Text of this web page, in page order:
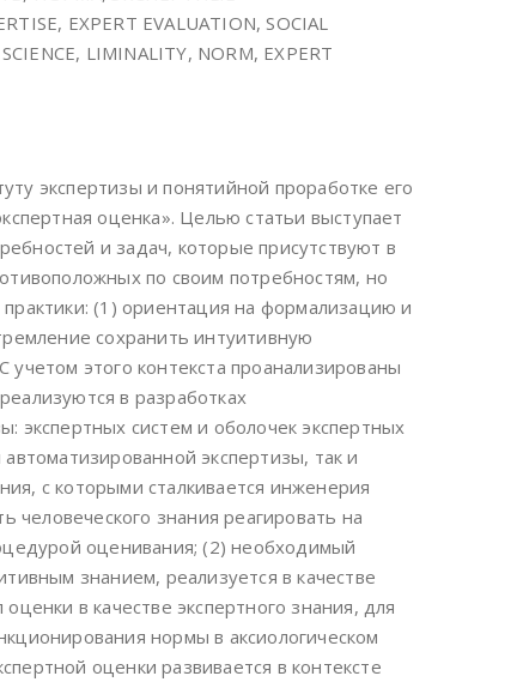
EXPERT EVALUATION, SOCIAL
LIMINALITY, NORM, EXPERT
экспертизы и понятийной проработке его
оценка». Целью статьи выступает
и задач, которые присутствуют в
по своим потребностям, но
(1) ориентация на формализацию и
сохранить интуитивную
этого контекста проанализированы
в разработках
экспертных систем и оболочек экспертных
экспертизы, так и
с которыми сталкивается инженерия
человеческого знания реагировать на
оценивания; (2) необходимый
знанием, реализуется в качестве
в качестве экспертного знания, для
нормы в аксиологическом
оценки развивается в контексте